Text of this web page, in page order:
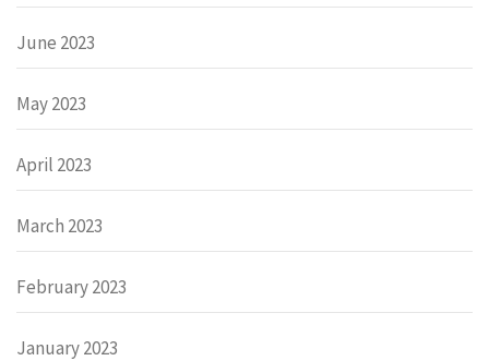
June 2023
May 2023
April 2023
March 2023
February 2023
January 2023